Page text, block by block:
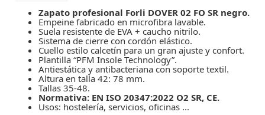
Zapato profesional Forli DOVER 02 FO SR negro.
Empeine fabricado en microfibra lavable.
Suela resistente de EVA + caucho nitrilo.
Sistema de cierre con cordón elástico.
Cuello estilo calcetín para un gran ajuste y confort.
Plantilla “PFM Insole Technology”.
Antiestática y antibacteriana con soporte textil.
Altura en talla 42: 78 mm.
Tallas 35-48.
Normativa: EN ISO 20347:2022 O2 SR, CE.
Usos: hostelería, servicios, oficinas ...